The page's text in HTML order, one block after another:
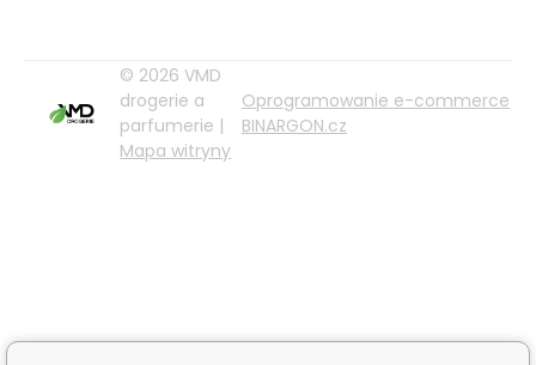
© 2026 VMD
drogerie a
parfumerie |
Mapa witryny
Oprogramowanie e-commerce
BINARGON.cz